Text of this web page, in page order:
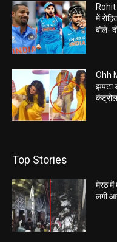
में
बोले-
Ohh
झपटा
Top Stories
मेरठ में
लगी